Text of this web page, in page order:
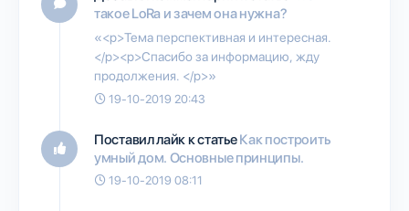
такое LoRa и зачем она нужна?
«<p>Тема перспективная и интересная.
</p><p>Спасибо за информацию, жду
продолжения. </p>»
19-10-2019 20:43
Поставил лайк к статьеКак построить
умный дом. Основные принципы.
19-10-2019 08:11